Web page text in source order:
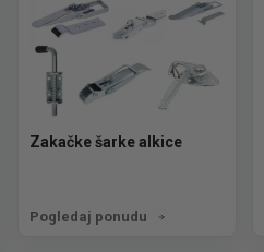
Zakačke šarke alkice
Pogledaj ponudu